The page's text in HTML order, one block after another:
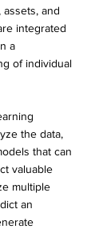
and
integrated
a
of individual
the data,
that can
valuable
multiple
an